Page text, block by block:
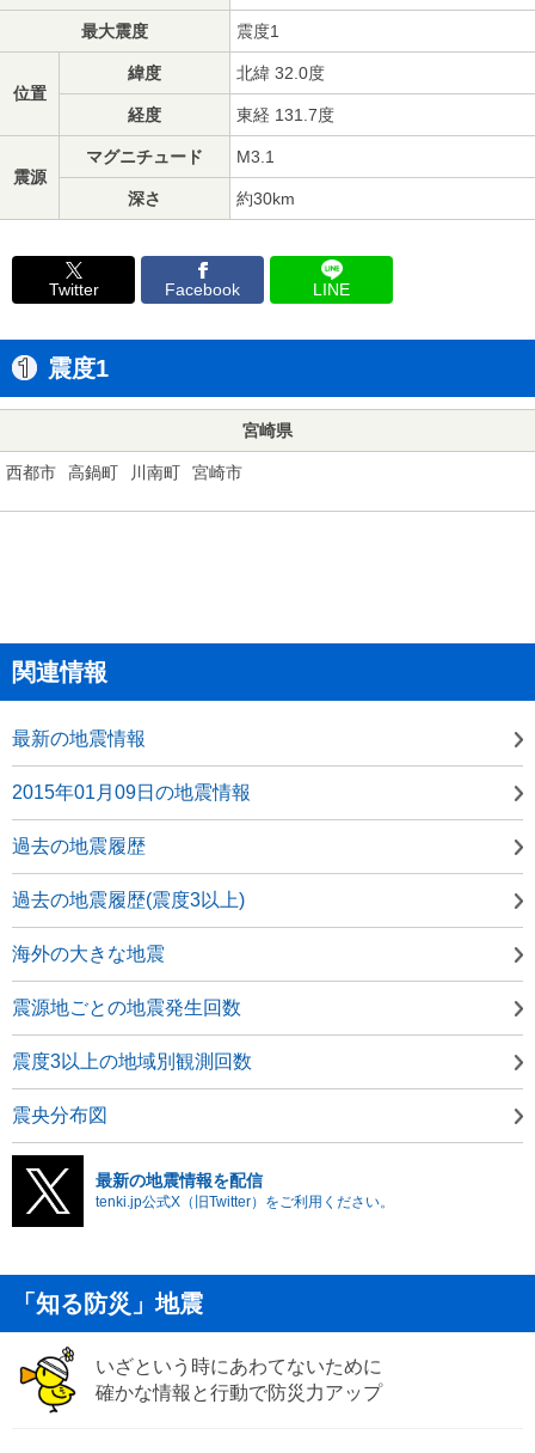
最大震度 震度1
位置
緯度 北緯 32.0度
経度 東経 131.7度
震源
マグニチュード M3.1
深さ 約30km
Twitter Facebook LINE
震度1
宮崎県
西都市 高鍋町 川南町 宮崎市
関連情報
最新の地震情報
2015年01月09日の地震情報
過去の地震履歴
過去の地震履歴(震度3以上)
海外の大きな地震
震源地ごとの地震発生回数
震度3以上の地域別観測回数
震央分布図
最新の地震情報を配信
tenki.jp公式X（旧Twitter）をご利用ください。
「知る防災」地震
いざという時にあわてないために
確かな情報と行動で防災力アップ